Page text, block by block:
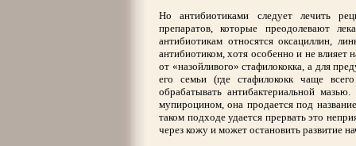
Но антибиотиками следует лечить
препаратов, которые преодолевают
антибиотикам относятся оксациллин,
антибиотиком, хотя особенно и не влияет
от «назойливого» стафилококка, а для
его семьи (где стафилококк чаще
обрабатывать антибактериальной
мупироцином, она продается под
таком подходе удается прервать это
через кожу и может остановить развитие